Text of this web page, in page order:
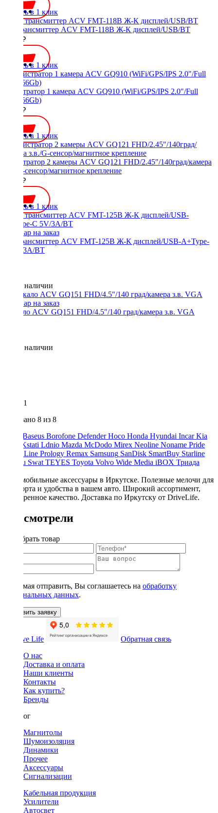
Купить в 1 клик
FM трансмиттер ACV FMT-118B Ж-К дисплей/USB/BT
1000 ₽
Купить в 1 клик
Регистратор 1 камера ACV GQ910 (WiFi/GPS/IPS 2.0"/Full
HD/256Gb)
6500 ₽
Купить в 1 клик
Регистратор 2 камеры ACV GQ121 FHD/2.45"/140град/камера
з.в./G-сенсор/магнитное крепление
4500 ₽
Купить в 1 клик
FM трансмиттер ACV FMT-125B Ж-К дисплей/USB-A+Type-
C 5V/3A/BT
Нет в наличии
Зеркало ACV GQ151 FHD/4.5"/140 град/камера з.в. VGA
Нет в наличии
1
Показано 8 из 8
Baseus Borofone Defender Hoco Honda Hyundai Incar Kia
Kstati Ldnio Mazda McDodo Mirex Neoline Noname Pride
Prime Line Prology Remax Samsung SanDisk SmartBuy Starline
Subaru Swat TEYES Toyota Volvo Wide Media iBOX Триада
Автомобильные аксессуары в Иркутске. Полезные мелочи для
комфорта и удобства в вашем авто. Широкий ассортимент,
проверенное качество. Доставка по Иркутску от DriveLife.
Вы смотрели
Подобрать товар
Нажимая отправить, Вы соглашаетесь на обработку
персональных данных.
Оставить заявку
Обратная связь
О нас
Доставка и оплата
Наши клиенты
Контакты
Как купить?
Бренды
Каталог
Магнитолы
Шумоизоляция
Динамики
Прочее
Аксессуары
Сигнализации
Кабельная продукция
Усилители
Автосвет